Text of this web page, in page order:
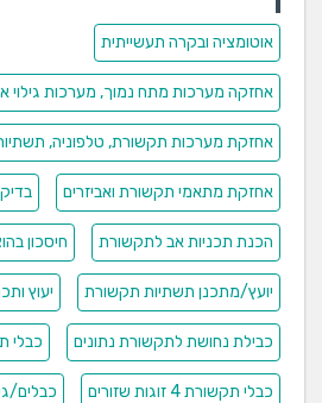
אוטומציה ובקרה תעשייתית
אחזקה מערכות מתח נמוך, מערכות גילוי
אחזקת מערכות תקשורת, טלפוניה,
אחזקת מתאמי תקשורת ואביזרים
הכנת תכניות אב לתקשורת חיסכון
יועץ/מתכנן תשתיות תקשורת יעוץ
כבילת נחושת לתקשורת נתונים כבלי
כבלי תקשורת 4 זוגות שזורים כבלים/